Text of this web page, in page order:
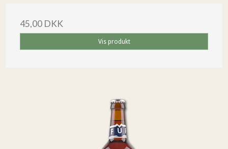
45,00 DKK
Vis produkt